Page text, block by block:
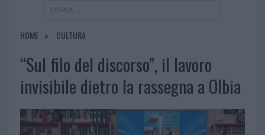
HOME CULTURA
“Sul filo del discorso”, il lavoro
invisibile dietro la rassegna a Olbia